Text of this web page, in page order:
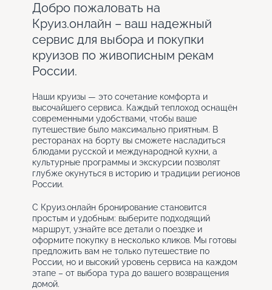
Добро пожаловать на
Круиз.онлайн – ваш надежный
сервис для выбора и покупки
круизов по живописным рекам
России.
Наши круизы — это сочетание комфорта и
высочайшего сервиса. Каждый теплоход оснащён
современными удобствами, чтобы ваше
путешествие было максимально приятным. В
ресторанах на борту вы сможете насладиться
блюдами русской и международной кухни, а
культурные программы и экскурсии позволят
глубже окунуться в историю и традиции регионов
России.
С Круиз.онлайн бронирование становится
простым и удобным: выберите подходящий
маршрут, узнайте все детали о поездке и
оформите покупку в несколько кликов. Мы готовы
предложить вам не только путешествие по
России, но и высокий уровень сервиса на каждом
этапе – от выбора тура до вашего возвращения
домой.